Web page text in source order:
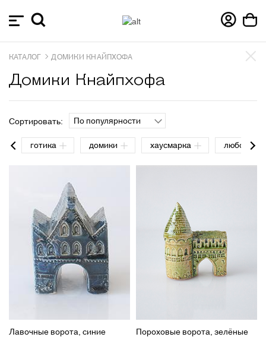
КАТАЛОГ ДОМИКИ КНАЙПХОФА
Домики Кнайпхофа
Сортировать: По популярности
готика домики хаусмарка любовь
Лавочные ворота, синие Пороховые ворота, зелёные